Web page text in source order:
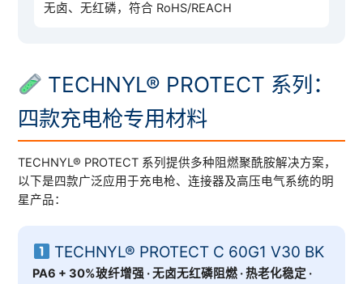
无卤、无红磷，符合 RoHS/REACH
TECHNYL® PROTECT 系列：
四款充电枪专用材料
TECHNYL® PROTECT 系列提供多种阻燃聚酰胺解决方案，
以下是四款广泛应用于充电枪、连接器及高压电气系统的明
星产品：
TECHNYL® PROTECT C 60G1 V30 BK
PA6 + 30%玻纤增强 · 无卤无红磷阻燃 · 热老化稳定 ·